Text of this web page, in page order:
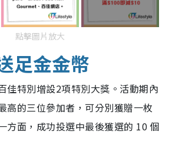
點擊圖片放大
足金金幣
佳特別增設2項特別大獎。活動期內
高的三位參加者，可分別獲贈一枚
方面，成功投選中最後獲選的 10 個